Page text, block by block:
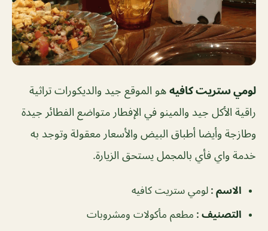
لومي ستريت كافيه هو الموقع جيد والديكورات تراثية
راقية الأكل جيد والمينو في الإفطار متواضع الفطائر جيدة
وطازجة وأيضا أطباق البيض والأسعار معقولة وتوجد به
خدمة واي فأي بالمجمل يستحق الزيارة.
الاسم : لومي ستريت كافيه
التصنيف : مطعم مأكولات ومشروبات